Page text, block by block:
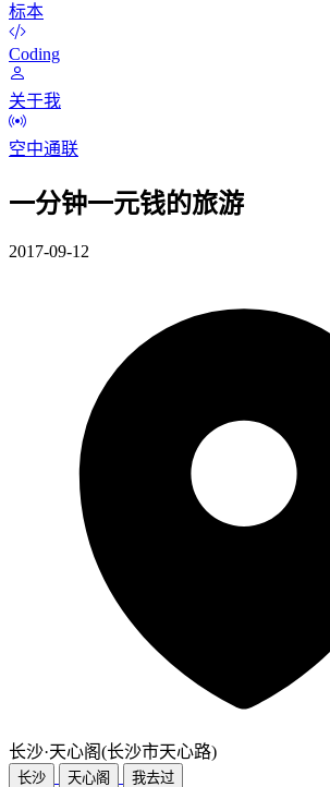
标本
Coding
关于我
空中通联
一分钟一元钱的旅游
2017-09-12
长沙·天心阁(长沙市天心路)
长沙 天心阁 我去过